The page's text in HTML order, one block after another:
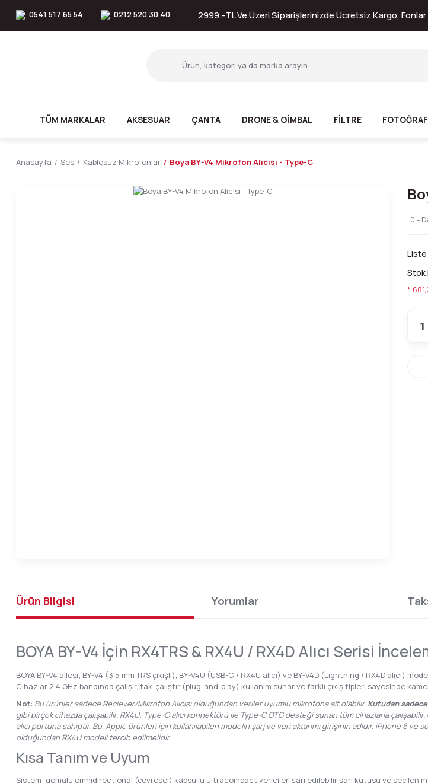
0541 517 65 54 0212 520 30 40 2999.-TL Ve Üzeri Siparişlerinizde Ücretsiz Kargo,
TÜM MARKALAR AKSESUAR ÇANTA DRONE & GİMBAL FİLTRE FOTOĞRAF
Anasayfa Ses Kablosuz Mikrofonlar Boya BY-V4 Mikrofon Alıcısı - Type-C
0 -
Liste
Stok
*
Ürün Bilgisi Yorumlar
BOYA BY-V4 İçin RX4TRS & RX4U / RX4D Alıcı Serisi
BOYA BY-V4 ailesi; BY-V4 (3.5 mm TRS çıkışlı), BY-V4U (USB-C / RX4U alıcı) ve BY-V4D (Lightning / RX4D
Cihazlar 2.4 GHz bandında çalışır, tak-çalıştır (plug-and-play) kullanım sunar ve farklı çıkış tipleri sayesinde
Not: Bu ürünler sadece Reciever/Mikrofon Alıcısı olduğundan veriler uyumlu mikrofona ait olabilir. Kutudan
gibi birçok cihazda çalışabilir. RX4U; Type-C alıcı konnektörü ile Type-C OTG desteği sunan tüm cihazlarla
alıcı portuna sahiptir. Bu, Apple ürünleri için kullanılabilen modelin şarj ve veri aktarımı girişinin adıdır. iPhone 6
olduğundan RX4U modeli tercih edilmelidir.
Kısa Tanım ve Uyum
Sistem; gömülü omnidirectional (çevresel) kapsüllü ultracompact vericiler, şarj edilebilir şarj kutusu ve seçilen